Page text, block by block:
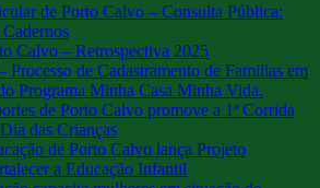
de Porto Calvo – Consulta Pública:
Calvo – Retrospectiva 2025
Processo de Cadastramento de Familias em
Programa Minha Casa Minha Vida.
de Porto Calvo promove a 1ª Corrida
das Crianças
de Porto Calvo lança Projeto
a Educação Infantil